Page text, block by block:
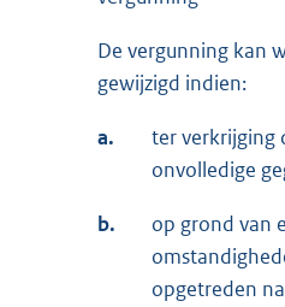
De vergunning kan
gewijzigd indien:
a.
ter verkrijging
onvolledige
b.
op grond van
opgetreden